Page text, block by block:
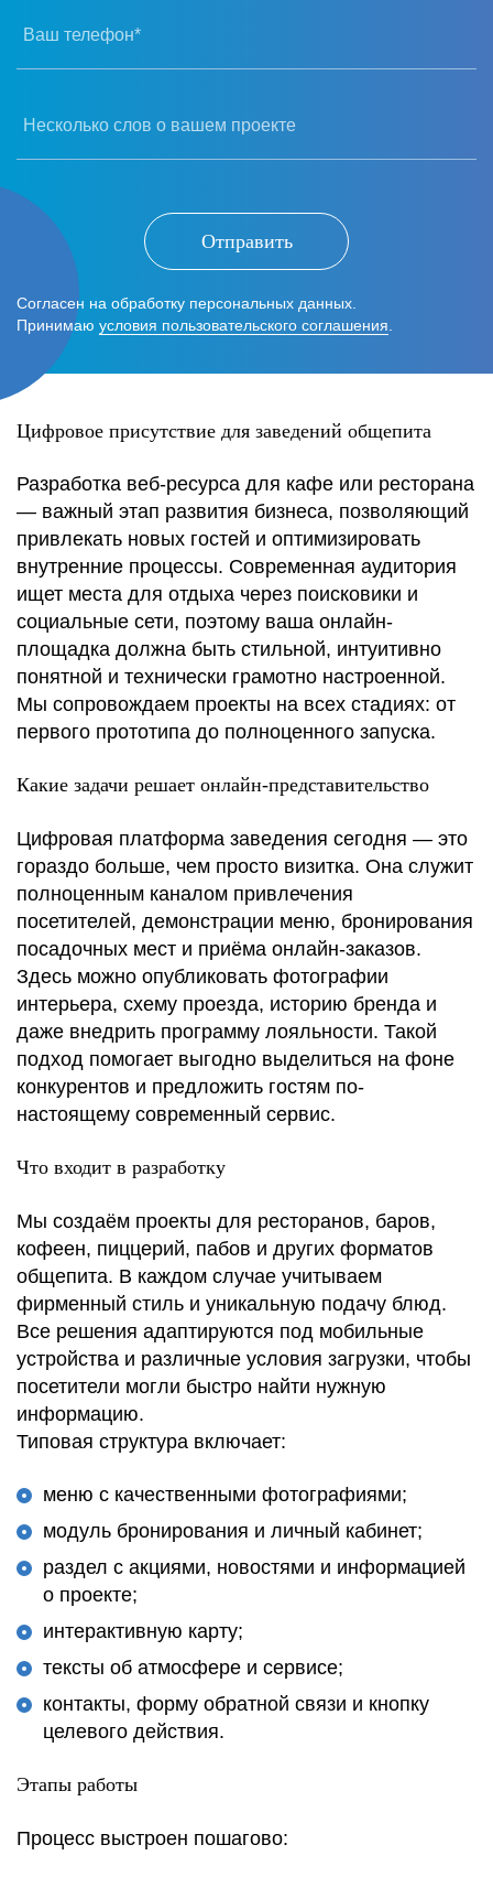
Ваш телефон*
Несколько слов о вашем проекте
Отправить
Согласен на обработку персональных данных.
Принимаю условия пользовательского соглашения
Цифровое присутствие для заведений общепита
Разработка веб-ресурса для кафе или ресторана
— важный этап развития бизнеса, позволяющий
привлекать новых гостей и оптимизировать
внутренние процессы. Современная аудитория
ищет места для отдыха через поисковики и
социальные сети, поэтому ваша онлайн-
площадка должна быть стильной, интуитивно
понятной и технически грамотно настроенной.
Мы сопровождаем проекты на всех стадиях: от
первого прототипа до полноценного запуска.
Какие задачи решает онлайн-представительство
Цифровая платформа заведения сегодня — это
гораздо больше, чем просто визитка. Она служит
полноценным каналом привлечения
посетителей, демонстрации меню, бронирования
посадочных мест и приёма онлайн-заказов.
Здесь можно опубликовать фотографии
интерьера, схему проезда, историю бренда и
даже внедрить программу лояльности. Такой
подход помогает выгодно выделиться на фоне
конкурентов и предложить гостям по-
настоящему современный сервис.
Что входит в разработку
Мы создаём проекты для ресторанов, баров,
кофеен, пиццерий, пабов и других форматов
общепита. В каждом случае учитываем
фирменный стиль и уникальную подачу блюд.
Все решения адаптируются под мобильные
устройства и различные условия загрузки, чтобы
посетители могли быстро найти нужную
информацию.
Типовая структура включает:
меню с качественными фотографиями;
модуль бронирования и личный кабинет;
раздел с акциями, новостями и информацией
о проекте;
интерактивную карту;
тексты об атмосфере и сервисе;
контакты, форму обратной связи и кнопку
целевого действия.
Этапы работы
Процесс выстроен пошагово: